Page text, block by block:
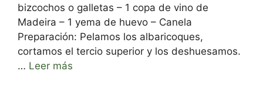
bizcochos o galletas – 1 copa de vino de
Madeira – 1 yema de huevo – Canela
Preparación: Pelamos los albaricoques,
cortamos el tercio superior y los deshuesamos.
… Leer más